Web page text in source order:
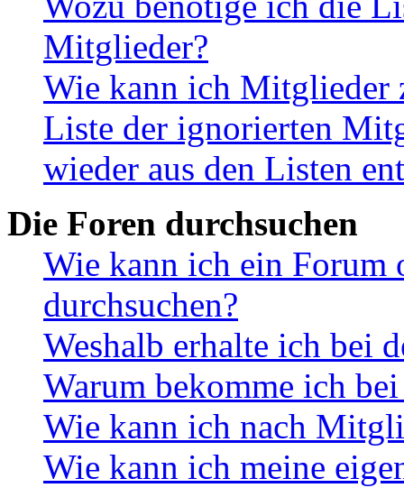
Mitglieder?
Wie kann ich Mitglieder
Liste der ignorierten
wieder aus den Listen
Die Foren durchsuchen
Wie kann ich ein Forum
durchsuchen?
Weshalb erhalte ich bei
Warum bekomme ich
Wie kann ich nach
Wie kann ich meine